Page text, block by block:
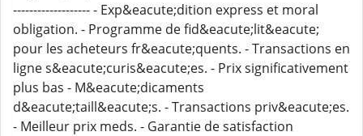
------------------- - Exp&eacute;dition express et moral
obligation. - Programme de fid&eacute;lit&eacute;
pour les acheteurs fr&eacute;quents. - Transactions en
ligne s&eacute;curis&eacute;es. - Prix significativement
plus bas - M&eacute;dicaments
d&eacute;taill&eacute;s. - Transactions priv&eacute;es.
- Meilleur prix meds. - Garantie de satisfaction